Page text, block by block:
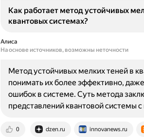
Как работает метод устойчивых
квантовых системах?
Алиса
На основе источников, возможны неточности
0 dzen.ru innovanews.ru
Метод устойчивых мелких теней в
понимать их более эффективно,
ошибок в системе. Суть метода
представлений квантовой системы